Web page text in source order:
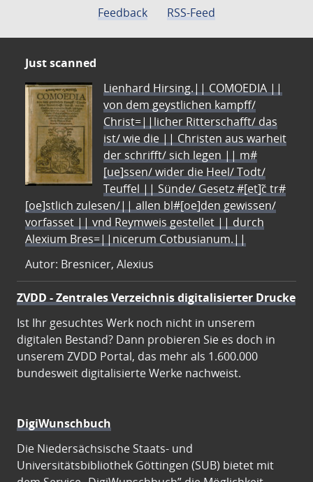
Feedback
RSS-Feed
Just scanned
Lienhard Hirsing.|| COMOEDIA ||
von dem geystlichen kampff/
Christ=||licher Ritterschafft/ das
ist/ wie die || Christen aus warheit
der schrifft/ sich legen || m#
[ue]ssen/ wider die Heel/ Todt/
Teuffel || Sünde/ Gesetz #[et]c̃ tr#
[oe]stlich zulesen/|| allen bl#[oe]den gewissen/
vorfasset || vnd Reymweis gestellet || durch
Alexium Bres=||nicerum Cotbusianum.||
Autor: Bresnicer, Alexius
ZVDD - Zentrales Verzeichnis digitalisierter Drucke
Ist Ihr gesuchtes Werk noch nicht in unserem
digitalen Bestand? Dann probieren Sie es doch in
unserem ZVDD Portal, das mehr als 1.600.000
bundesweit digitalisierte Werke nachweist.
DigiWunschbuch
Die Niedersächsische Staats- und
Universitätsbibliothek Göttingen (SUB) bietet mit